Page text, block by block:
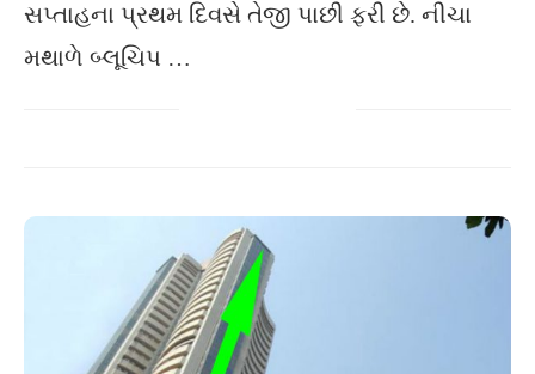
સપ્તાહના પ્રથમ દિવસે તેજી પાછી ફરી છે. નીચા
મથાળે બ્લૂચિપ …